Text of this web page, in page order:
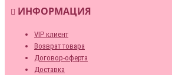
ИНФОРМАЦИЯ
VIP клиент
Возврат товара
Договор-оферта
Доставка